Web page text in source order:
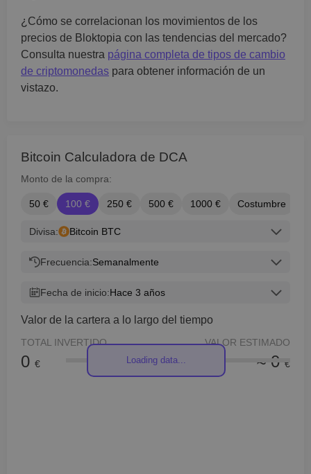
¿Cómo se correlacionan los movimientos de los
precios de Bloktopia con las tendencias del mercado?
Consulta nuestra página completa de tipos de cambio
de criptomonedas para obtener información de un
vistazo.
Bitcoin Calculadora de DCA
Monto de la compra:
50 € 100 € 250 € 500 € 1000 € Costumbre
Divisa: Bitcoin BTC
Frecuencia:Semanalmente
Fecha de inicio:Hace 3 años
Valor de la cartera a lo largo del tiempo
TOTAL INVERTIDO
0 €
VALOR ESTIMADO
≈ 0 €
Loading data...